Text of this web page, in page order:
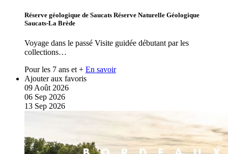
Réserve géologique de Saucats Réserve Naturelle Géologique
Saucats-La Brède
Voyage dans le passé Visite guidée débutant par les
collections…
Pour les 7 ans et + En savoir
Ajouter aux favoris
09 Août 2026
06 Sep 2026
13 Sep 2026